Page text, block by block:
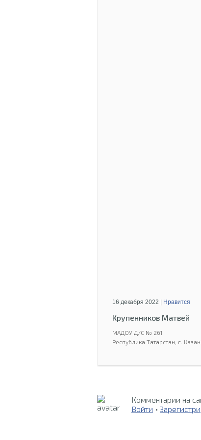
16 декабря 2022 | Нравится
Крупенников Матвей
МАДОУ Д/С № 261
Республика Татарстан, г.
Комментарии на
Войти •